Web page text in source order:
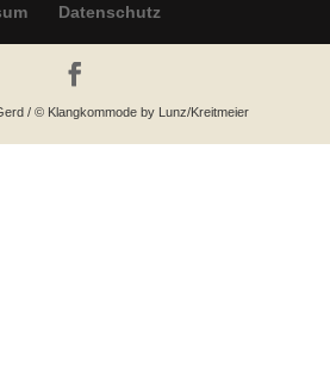
Datenschutz
/ © Klangkommode by Lunz/Kreitmeier